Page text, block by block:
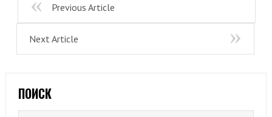
Previous Article
Next Article
ПОИСК